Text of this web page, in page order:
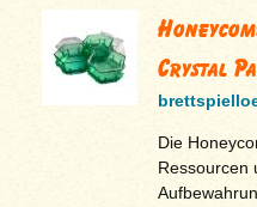
Crystal
Die
Ressourcen